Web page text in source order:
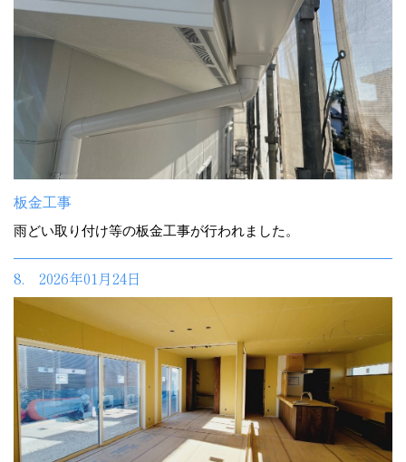
板金工事
雨どい取り付け等の板金工事が行われました。
8. 2026年01月24日